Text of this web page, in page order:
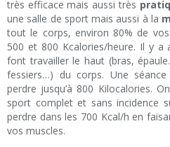
très efficace mais aussi très
une salle de sport mais aussi à la
tout le corps, environ 80% de
500 et 800 Kcalories/heure. Il y a
font travailler le haut (bras,
fessiers…) du corps. Une
perdre jusqu’à 800 Kilocalories.
sport complet et sans incidence
perdre dans les 700 Kcal/h en
vos muscles.